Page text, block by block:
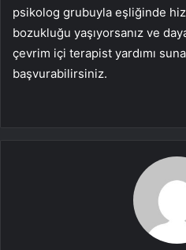
psikolog grubuyla eşliğinde
bozukluğu yaşıyorsanız ve
çevrim içi terapist yardımı
başvurabilirsiniz.